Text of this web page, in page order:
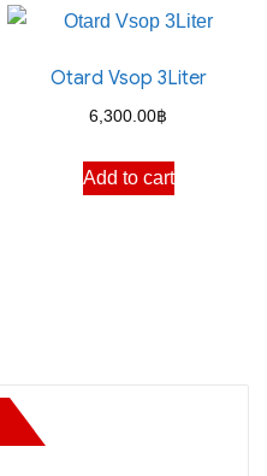
Otard Vsop 3Liter
6,300.00฿
Add to cart